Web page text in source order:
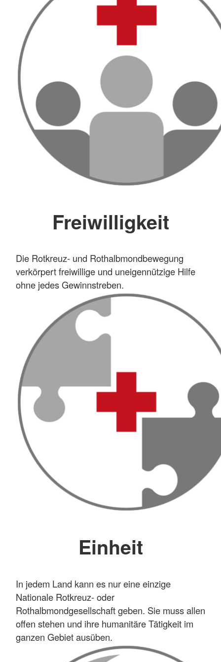
Freiwilligkeit
Die Rotkreuz- und Rothalbmondbewegung
verkörpert freiwillige und uneigennützige Hilfe
ohne jedes Gewinnstreben.
Einheit
In jedem Land kann es nur eine einzige
Nationale Rotkreuz- oder
Rothalbmondgesellschaft geben. Sie muss allen
offen stehen und ihre humanitäre Tätigkeit im
ganzen Gebiet ausüben.